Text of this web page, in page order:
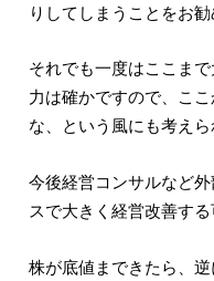
りしてしまうことをお勧
それでも一度はここま
力は確かですので、こ
な、という風にも考えら
今後経営コンサルなど
スで大きく経営改善する
株が底値まできたら、